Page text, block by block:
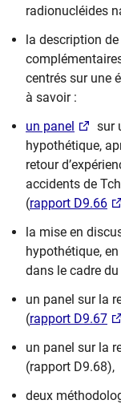
radionucléides
la description
centrés sur une
à savoir :
un panel
sur
hypothétique,
retour
accidents de
(rapport D9.66
la mise en
hypothétique,
dans le cadre
un panel sur la
(rapport D9.67
un panel sur la
(rapport D9.68),
deux